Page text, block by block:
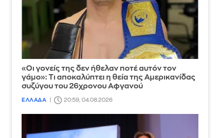
«Οι γονείς της δεν ήθελαν ποτέ αυτόν τον
γάμο»: Τι αποκαλύπτει η θεία της Αμερικανίδας
συζύγου του 26χρονου Αφγανού
ΕΛΛΑΔΑ 20:59, 04.08.2026